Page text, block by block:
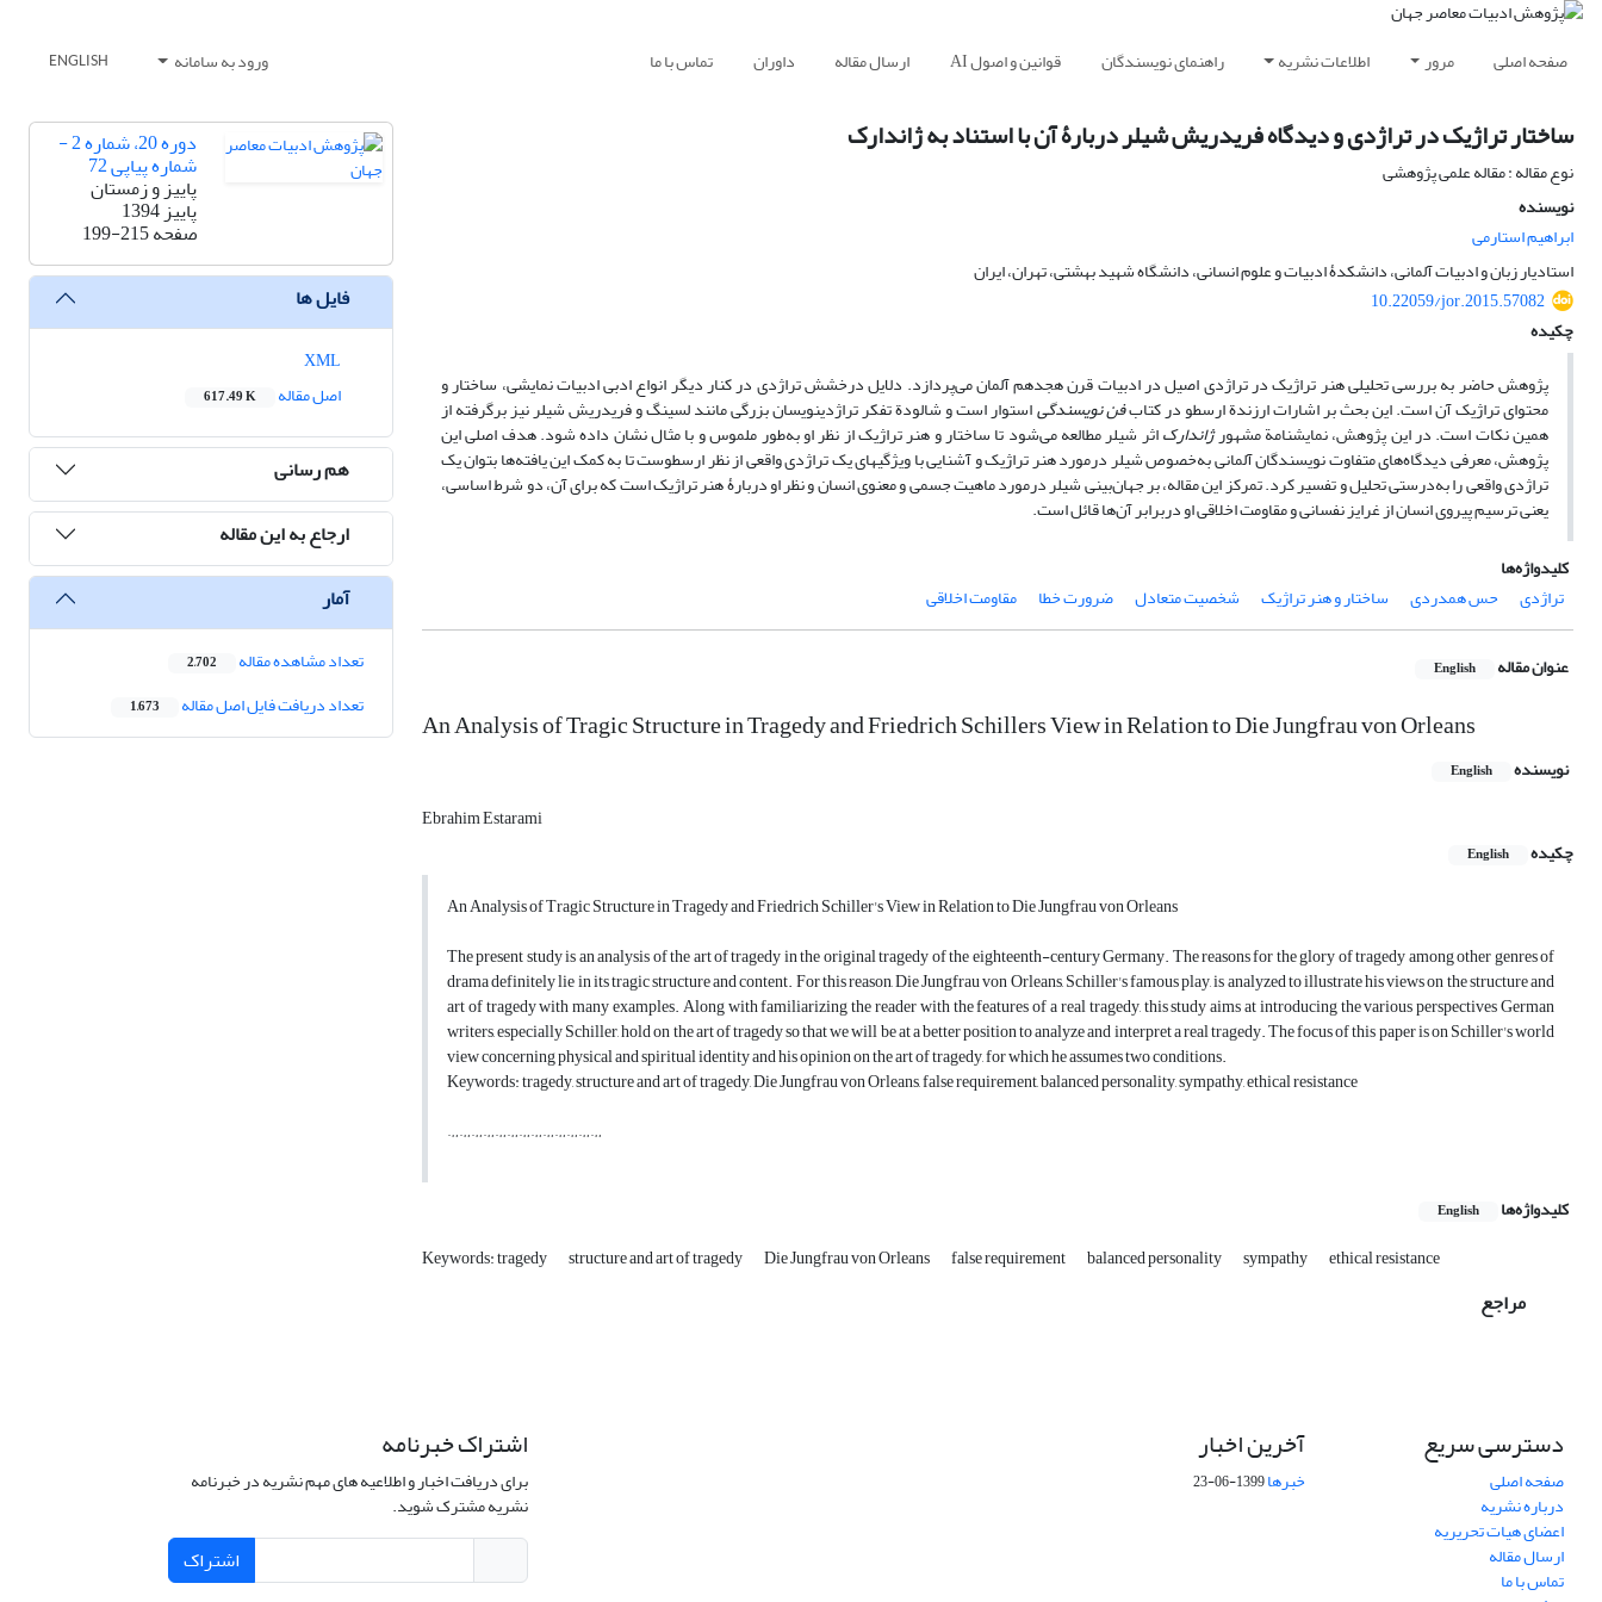
صفحه اصلی مرور اطلاعات نشریه راهنمای نویسندگان قوانین و اصول AI ارسال مقاله داوران تماس با ما ورود به سامانه ENGLISH
ساختار تراژیک در تراژدی و دیدگاه فریدریش شیلر دربارۀ آن با استناد به ژاندارک
نوع مقاله : مقاله علمی پژوهشی
نویسنده
ابراهیم استارمی
استادیار زبان و ادبیات آلمانی، دانشکدۀ ادبیات و علوم انسانی، دانشگاه شهید بهشتی، تهران، ایران
10.22059/jor.2015.57082
چکیده
پژوهش حاضر به بررسی تحلیلی هنر تراژیک در تراژدی اصیل در ادبیات قرن هجدهم آلمان می‌پردازد. دلایل درخشش تراژدی در کنار دیگر انواع ادبی ادبیات نمایشی، ساختار و
محتوای تراژیک آن است. این بحث بر اشارات ارزندة ارسطو در کتابفن نویسندگیاستوار است و شالودة تفکر تراژدی­نویسان بزرگی مانند لسینگ و فریدریش شیلر نیز برگرفته از
همین نکات است. در این پژوهش، نمایشنامة مشهورژاندارکاثر شیلر مطالعه می‌شود تا ساختار و هنر تراژیک از نظر او به‌طور ملموس و با مثال نشان داده شود. هدف اصلی این
پژوهش، معرفی دیدگاه‌های متفاوت نویسندگان آلمانی به‌خصوص شیلر درمورد هنر تراژیک و آشنایی با ویژگی­های یک تراژدی واقعی از نظر ارسطوست تا به کمک این یافته‌ها بتوان یک
تراژدی واقعی را به‌درستی تحلیل و تفسیر کرد. تمرکز این مقاله، بر جهان‌بینی شیلر درمورد ماهیت جسمی و معنوی انسان و نظر او دربارۀ هنر تراژیک است که برای آن، دو شرط اساسی،
یعنی ترسیم پیروی انسان از غرایز نفسانی و مقاومت اخلاقی او دربرابر آن‌ها قائل است.
کلیدواژه‌ها
تراژدی
حس همدردی ساختار و هنر تراژیک شخصیت متعادل ضرورت خطا مقاومت اخلاقی
عنوان مقاله English
An Analysis of Tragic Structure in Tragedy and Friedrich Schillers View in Relation to Die Jungfrau von Orleans
نویسنده English
Ebrahim Estarami
چکیده
English
An Analysis of Tragic Structure in Tragedy and Friedrich Schiller's View in Relation to Die Jungfrau von Orleans
The present study is an analysis of the art of tragedy in the original tragedy of the eighteenth-century Germany. The reasons for the glory of tragedy among other genres of
drama definitely lie in its tragic structure and content. For this reason, Die Jungfrau von Orleans, Schiller's famous play, is analyzed to illustrate his views on the structure and
art of tragedy with many examples. Along with familiarizing the reader with the features of a real tragedy, this study aims at introducing the various perspectives German
writers, especially Schiller, hold on the art of tragedy so that we will be at a better position to analyze and interpret a real tragedy. The focus of this paper is on Schiller's world
view concerning physical and spiritual identity and his opinion on the art of tragedy, for which he assumes two conditions.
Keywords: tragedy, structure and art of tragedy, Die Jungfrau von Orleans, false requirement, balanced personality, sympathy, ethical resistance
…………………………………
کلیدواژه‌ها English
Keywords: tragedy structure and art of tragedy Die Jungfrau von Orleans false requirement balanced personality sympathy ethical resistance
مراجع
دوره 20، شماره 2 -
شماره پیاپی 72
پاییز و زمستان
پاییز 1394
صفحه199-215
فایل ها
اصل مقاله
617.49 K
هم رسانی
ارجاع به این مقاله
آمار
تعداد مشاهده مقاله 2,702
تعداد دریافت فایل اصل مقاله 1,673
دسترسی سریع
صفحه اصلی
درباره نشریه
اعضای هیات تحریریه
ارسال مقاله
تماس با ما
آخرین اخبار
خبرها1399-06-23
اشتراک خبرنامه
برای دریافت اخبار و اطلاعیه های مهم نشریه در خبرنامه
نشریه مشترک شوید.
اشتراک